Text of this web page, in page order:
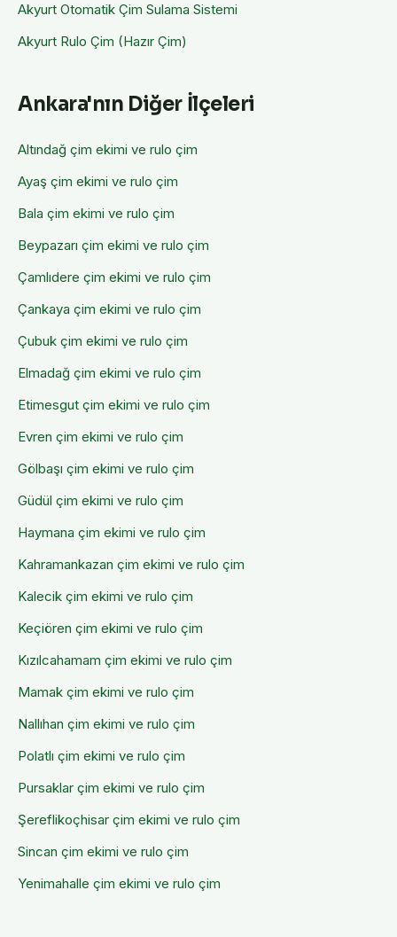
Akyurt Otomatik Çim Sulama Sistemi
Akyurt Rulo Çim (Hazır Çim)
Ankara'nın Diğer İlçeleri
Altındağ çim ekimi ve rulo çim
Ayaş çim ekimi ve rulo çim
Bala çim ekimi ve rulo çim
Beypazarı çim ekimi ve rulo çim
Çamlıdere çim ekimi ve rulo çim
Çankaya çim ekimi ve rulo çim
Çubuk çim ekimi ve rulo çim
Elmadağ çim ekimi ve rulo çim
Etimesgut çim ekimi ve rulo çim
Evren çim ekimi ve rulo çim
Gölbaşı çim ekimi ve rulo çim
Güdül çim ekimi ve rulo çim
Haymana çim ekimi ve rulo çim
Kahramankazan çim ekimi ve rulo çim
Kalecik çim ekimi ve rulo çim
Keçiören çim ekimi ve rulo çim
Kızılcahamam çim ekimi ve rulo çim
Mamak çim ekimi ve rulo çim
Nallıhan çim ekimi ve rulo çim
Polatlı çim ekimi ve rulo çim
Pursaklar çim ekimi ve rulo çim
Şereflikoçhisar çim ekimi ve rulo çim
Sincan çim ekimi ve rulo çim
Yenimahalle çim ekimi ve rulo çim